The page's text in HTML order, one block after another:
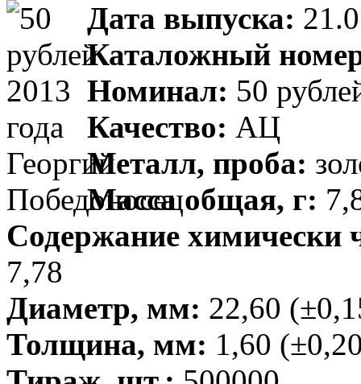
Дата выпуска:
Каталожный
Номинал: 50
Качество: АЦ
Металл, проба:
Масса общая, г:
Содержание химически
7,78
Диаметр, мм: 22,60
Толщина, мм: 1,60